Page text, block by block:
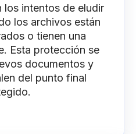
los intentos de eludir
los archivos están
o tienen una
Esta protección se
documentos y
del punto final